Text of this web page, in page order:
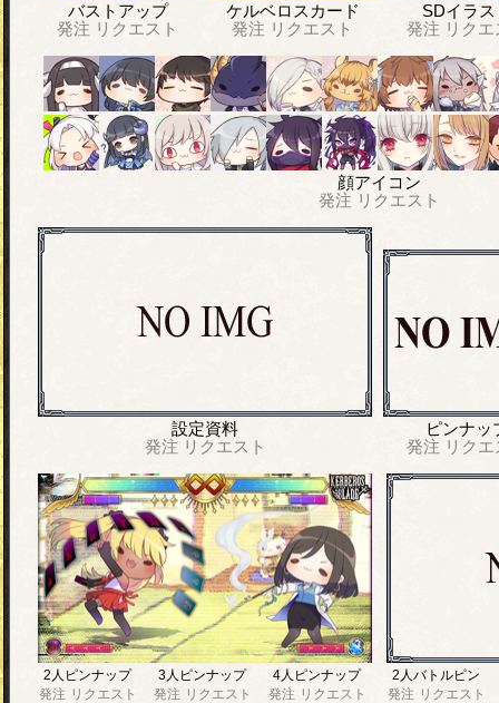
バストアップ
発注 リクエスト
ケルベロスカード
発注 リクエスト
SDイラス
発注 リク
顔アイコン
発注 リクエスト
設定資料
発注 リクエスト
ピンナッ
発注 リク
2人ピンナップ
発注 リクエスト
3人ピンナップ
発注 リクエスト
4人ピンナップ
発注 リクエスト
2人バトルピン
発注 リクエスト